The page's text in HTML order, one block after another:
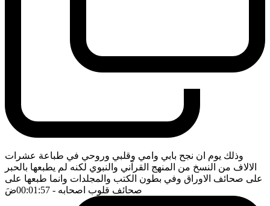
وذلك يوم ان نجح بابي وامي وقلبي وروحي في طباعة عشرات
الالاف من النسخ من المنهج القرآني والنبوي لكنه لم يطبعها بالحبر
على صحائف الاوراق وفي بطون الكتب والمجلدات وانما طبعها على
صحائف قلوب اصحابه - 00:01:57 ضَ